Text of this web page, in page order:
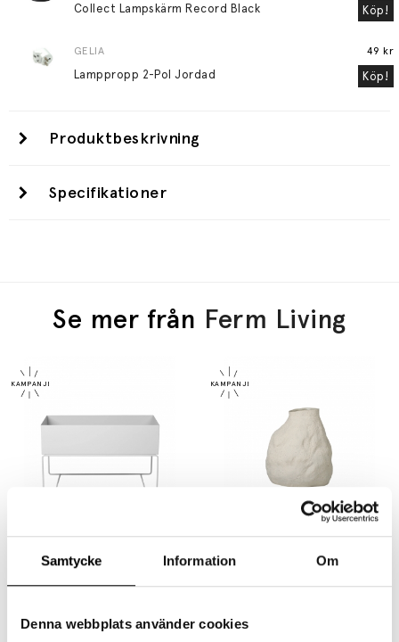
Samtycke Information Om
Denna webbplats använder cookies
Collect Lampskärm Record Black Köp!
GELIA
Lamppropp 2-Pol Jordad
49 kr
Köp!
Produktbeskrivning
Specifikationer
Se mer från Ferm Living
3515 kr
FERM LIVING
2124 kr